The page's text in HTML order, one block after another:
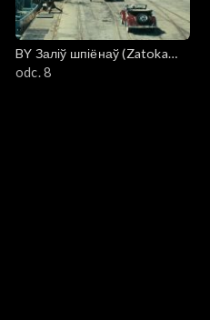
BY Заліў шпіёнаў (Zatoka
szpiegów)
odc. 8